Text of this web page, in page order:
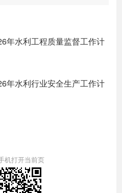
年水利工程质量监督工作计
年水利行业安全生产工作计
机打开当前页